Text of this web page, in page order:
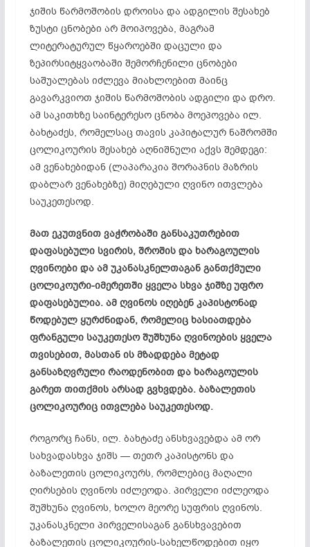
ჯიშის წარმოშობის დროისა და ადგილის შესახებ
ზუსტი ცნობები არ მოიპოვება, მაგრამ
ლიტერატურულ წყაროებში დაცული და
ზეპირსიტყვაობაში შემორჩენილი ცნობები
საშუალებას იძლევა მიახლოებით მაინც
გავარკვიოთ ჯიშის წარმოშობის ადგილი და დრო.
ამ საკითხზე საინტერესო ცნობა მოეპოვება ილ.
ბახტაძეს, რომელსაც თავის კაპიტალურ ნაშრომში
ცოლიკოურის შესახებ აღნიშნული აქვს შემდეგი:
ამ ვენახებიდან (ლაპარაკია შორაპნის მაზრის
დაბლარ ვენახებზე) მიღებული ღვინო ითვლება
საუკეთესოდ.
მათ ეკუთვნით ვაჭრობაში განსაკუთრებით
დაფასებული სვირის, შროშის და ხარაგოულის
ღვინოები და ამ უკანასკნელთაგან განთქმული
ცოლიკოური-იმერეთში ყველა სხვა ჯიშზე უფრო
დაფასებულია. ამ ღვინოს იღებენ კაპისტონად
წოდებულ ყურძნიდან, რომელიც ხასიათდება
ფრანგული საუკეთესო შუშხუნა ღვინოების ყველა
თვისებით, მასთან ის მზადდება მეტად
განსაზღვრული რაოდენობით და ხარაგოულის
გარეთ თითქმის არსად გვხვდება. ბაზალეთის
ცოლიკოურიც ითვლება საუკეთესოდ.
როგორც ჩანს, ილ. ბახტაძე ანსხვავებდა ამ ორ
სახვადასხვა ჯიშს — თეთრ კაპისტონს და
ბაზალეთის ცოლიკოურს, რომლებიც მაღალი
ღირსების ღვინოს იძლეოდა. პირველი იძლეოდა
შუშხუნა ღვინოს, ხოლო მეორე სუფრის ღვინოს.
უკანასკნელი პირველისაგან განსხვავებით
ბაზალეთის ცოლიკოურის-სახელწოდებით იყო